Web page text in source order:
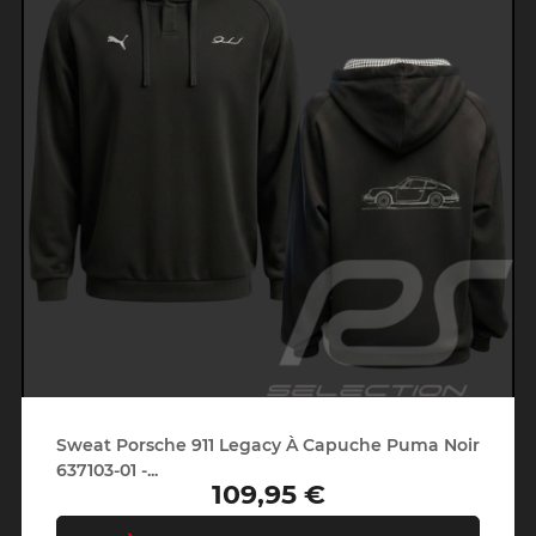
Sweat Porsche 911 Legacy À Capuche Puma Noir
637103-01 -...
Prix
109,95 €